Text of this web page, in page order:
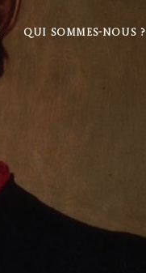
QUI SOMMES-NOUS ?